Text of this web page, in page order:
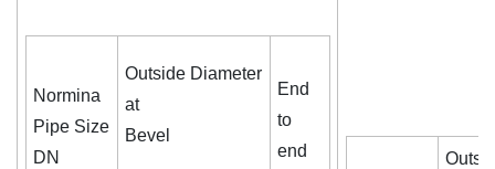
Normina
Pipe Size
DN
Outside Diameter
at
Bevel
End
to
end